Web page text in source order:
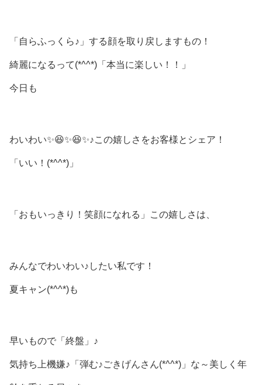
「自らふっくら♪」する顔を取り戻しますもの！
綺麗になるって(*^^*)「本当に楽しい！！」
今日も
わいわい✨😆✨😆✨♪この嬉しさをお客様とシェア！
「いい！(*^^*)」
「おもいっきり！笑顔になれる」この嬉しさは、
みんなでわいわい♪したい私です！
夏キャン(*^^*)も
早いもので「終盤」♪
気持ち上機嫌♪「弾む♪ごきげんさん(*^^*)」な～美しく年